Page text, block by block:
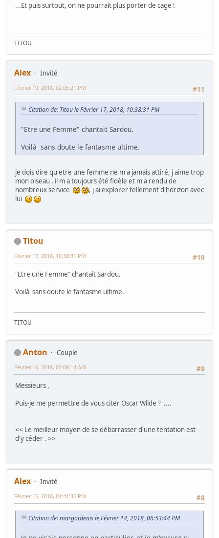
...Et puis surtout, on ne pourrait plus porter de cage !
TITOU
Alex
Invité
#11
Février 19, 2018, 02:05:21 PM
Citation de: Titou le Février 17, 2018, 10:38:31 PM
"Etre une Femme" chantait Sardou.
Voilà sans doute le fantasme ultime.
je dois dire qu etre une femme ne m a jamais attiré, j aime trop
mon oiseau , il m a toujours été fidèle et m a rendu de
nombreux service
, j ai explorer tellement d horizon avec
lui
Titou
#10
Février 17, 2018, 10:38:31 PM
"Etre une Femme" chantait Sardou.
Voilà sans doute le fantasme ultime.
TITOU
Anton
Couple
#9
Février 16, 2018, 02:08:14 AM
Messieurs ,
Puis-je me permettre de vous citer Oscar Wilde ? ....
<< Le meilleur moyen de se débarrasser d'une tentation est
d'y céder . >>
Alex
Invité
#8
Février 15, 2018, 01:41:35 PM
Citation de: margotdenis le Février 14, 2018, 06:53:44 PM